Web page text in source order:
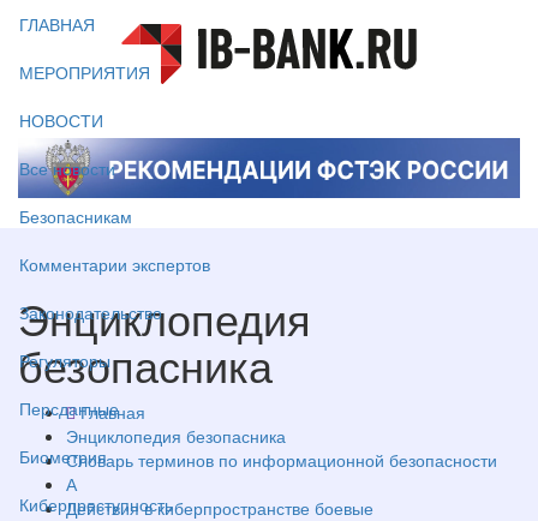
ГЛАВНАЯ
МЕРОПРИЯТИЯ
НОВОСТИ
Все новости
Безопасникам
Комментарии экспертов
Законодательство
Регуляторы
Персданные
Биометрия
Киберпреступность
Энциклопедия
безопасника
Главная
Энциклопедия безопасника
Словарь терминов по информационной безопасности
А
Действия в киберпространстве боевые